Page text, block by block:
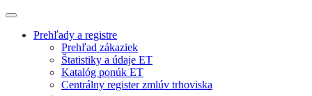
Prehľady a registre
Prehľad zákaziek
Štatistiky a údaje ET
Katalóg ponúk ET
Centrálny register zmlúv trhoviska